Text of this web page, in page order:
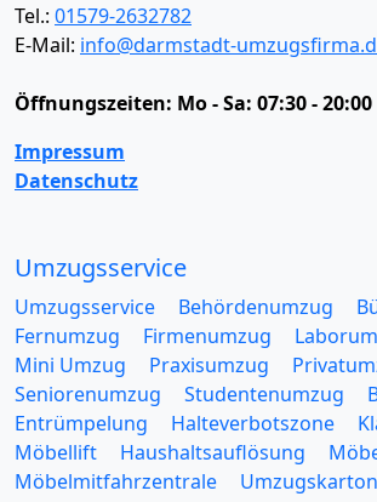
Tel.: 01579-2632782
E-Mail: info@darmstadt-
Öffnungszeiten: Mo - Sa: 07:30 -
Impressum
Datenschutz
Umzugsservice
Umzugsservice Behördenumzug
Fernumzug
Firmenumzug
Mini Umzug
Praxisumzug
Seniorenumzug
Studentenumzug
Entrümpelung
Halteverbotszone
Möbellift
Haushaltsauflösung
Möbelmitfahrzentrale